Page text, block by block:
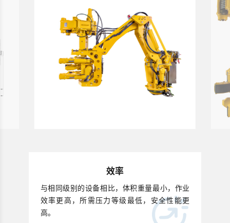
效率
与相同级别的设备相比，体积重量最小，作业
效率更高，所需压力等级最低，安全性能更
高。